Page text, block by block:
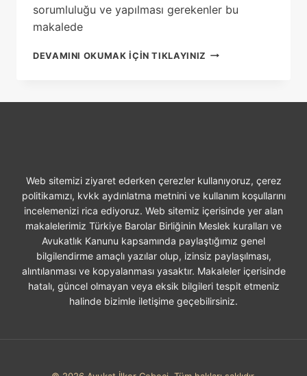
sorumluluğu ve yapılması gerekenler bu
makalede
DEVAMINI OKUMAK IÇIN TIKLAYINIZ EVDE
Web sitemizi ziyaret ederken çerezler kullanıyoruz, çerez
politikamızı, kvkk aydınlatma metnini ve kullanım koşullarını
incelemenizi rica ediyoruz. Web sitemiz içerisinde yer alan
makalelerimiz Türkiye Barolar Birliğinin Meslek kuralları ve
Avukatlık Kanunu kapsamında paylaştığımız genel
bilgilendirme amaçlı yazılar olup, izinsiz paylaşılması,
alıntılanması ve kopyalanması yasaktır. Makaleler içerisinde
hatalı, güncel olmayan veya eksik bilgileri tespit etmeniz
halinde bizimle iletişime geçebilirsiniz.